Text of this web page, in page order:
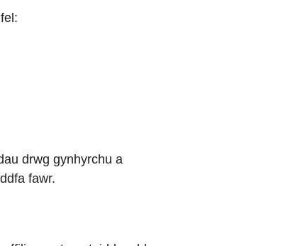
drwg gynhyrchu a
fawr.